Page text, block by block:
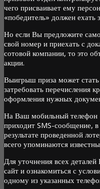
чего присваивает ему
«победитель» должен ехать
Но если Вы предложите
свой номер и приехать с
сотовой компании, то это
акции.
Выигрыш приза может
затребовать перечисления
оформления нужных
На Ваш мобильный телефон
приходит SMS-сообщение,
результате проведенной
всего упоминаются
Для уточнения всех
сайт и ознакомиться с
одному из указанных